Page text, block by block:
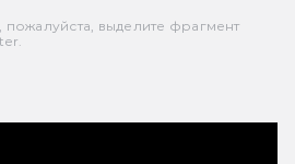
выделите фрагмент